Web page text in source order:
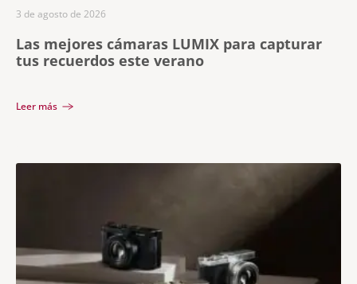
Las mejores cámaras LUMIX para capturar
tus recuerdos este verano
Leer más
3 de agosto de 2026